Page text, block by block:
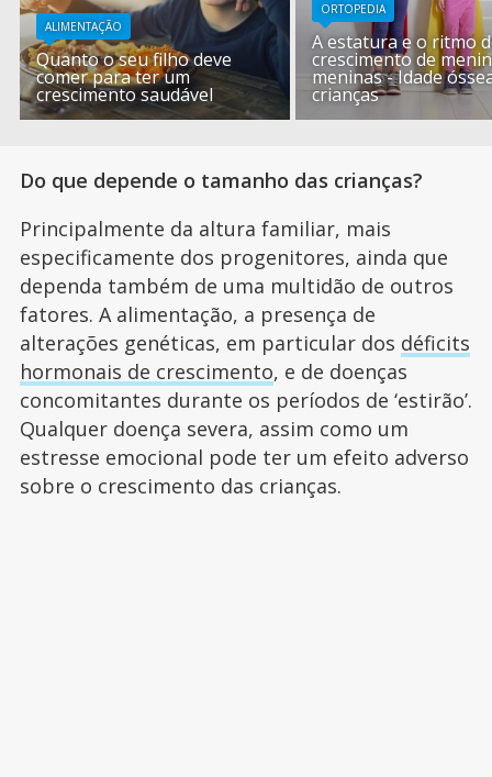
ALIMENTAÇÃO
Quanto o seu filho deve
comer para ter um
crescimento saudável
ORTOPEDIA
A estatura e o ritmo
crescimento de
meninas - Idade
crianças
Do que depende o tamanho das crianças?
Principalmente da altura familiar, mais
especificamente dos progenitores, ainda que
dependa também de uma multidão de outros
fatores. A alimentação, a presença de
alterações genéticas, em particular dos déficits
hormonais de crescimento, e de doenças
concomitantes durante os períodos de ‘estirão’.
Qualquer doença severa, assim como um
estresse emocional pode ter um efeito adverso
sobre o crescimento das crianças.